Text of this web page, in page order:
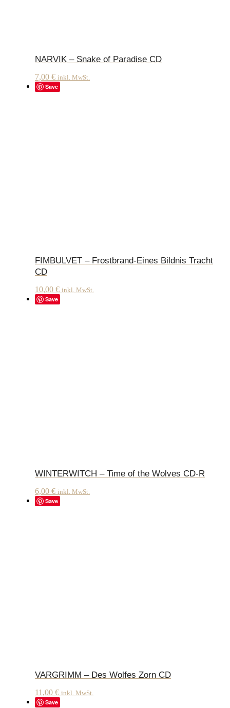
NARVIK – Snake of Paradise CD
7,00 € inkl. MwSt.
Save
FIMBULVET – Frostbrand-Eines Bildnis Tracht
CD
10,00 € inkl. MwSt.
Save
WINTERWITCH – Time of the Wolves CD-R
6,00 € inkl. MwSt.
Save
VARGRIMM – Des Wolfes Zorn CD
11,00 € inkl. MwSt.
Save